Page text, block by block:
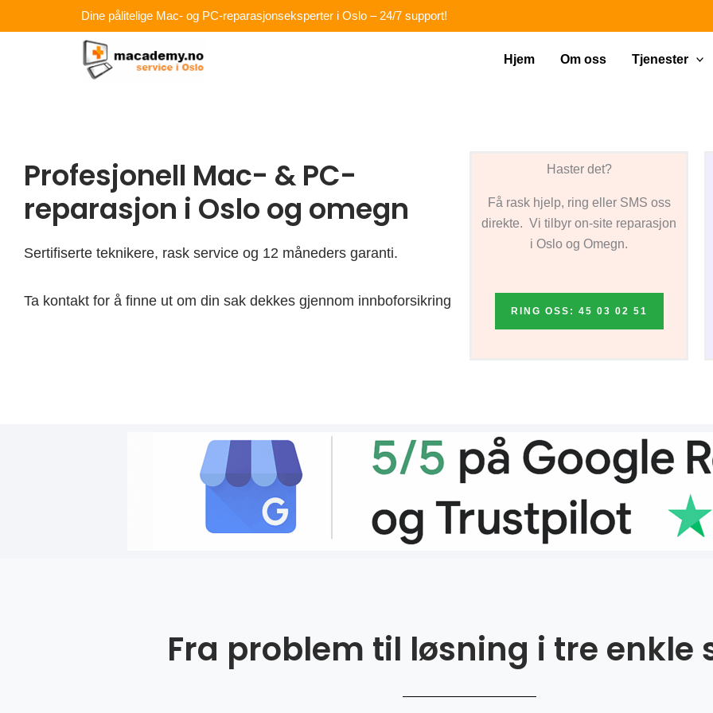
rett
Dine pålitelige Mac- og PC-reparasjonseksperter i Oslo – 24/7 support!
Hjem Om oss Tjenester
Profesjonell Mac- & PC-
reparasjon i Oslo og omegn
Sertifiserte teknikere, rask service og 12 måneders garanti.
Ta kontakt for å finne ut om din sak dekkes gjennom innboforsikring
Haster det?
Få rask hjelp, ring eller SMS oss
direkte. Vi tilbyr on-site reparasjon
i Oslo og Omegn.
RING OSS: 45 03 02 51
Fra problem til løsning i tre enkle